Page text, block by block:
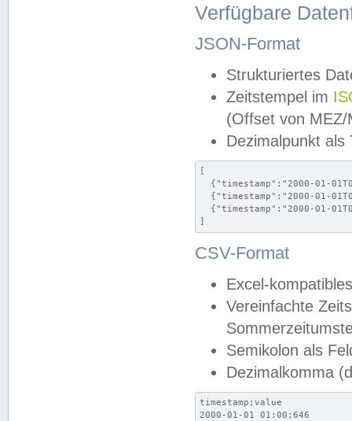
Verfügbare
JSON-Format
Strukturiertes
Zeitstempel im
(Offset von MEZ/
Dezimalpunkt als
[
{"timestamp":"2000-01-
{"timestamp":"2000-01-
{"timestamp":"2000-01-
]
CSV-Format
Excel-
Vereinfachte
Semikolon als
Dezimalkomma
timestamp;value
2000-01-01 01:00;646